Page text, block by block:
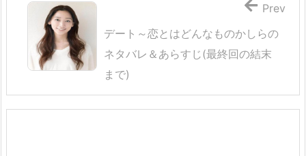
デート～恋とはどんなものかしらの
ネタバレ＆あらすじ(最終回の結末
まで)
Prev